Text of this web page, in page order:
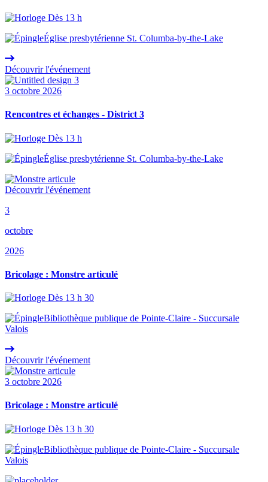
Dès 13 h
Église presbytérienne St. Columba-by-the-Lake
Découvrir l'événement
3 octobre 2026
Rencontres et échanges - District 3
Dès 13 h
Église presbytérienne St. Columba-by-the-Lake
Découvrir l'événement
3
octobre
2026
Bricolage : Monstre articulé
Dès 13 h 30
Bibliothèque publique de Pointe-Claire - Succursale
Valois
Découvrir l'événement
3 octobre 2026
Bricolage : Monstre articulé
Dès 13 h 30
Bibliothèque publique de Pointe-Claire - Succursale
Valois